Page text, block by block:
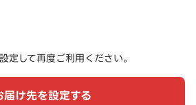
定して再度ご利用ください。
届け先を設定する